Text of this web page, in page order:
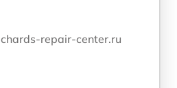
repair-center.ru